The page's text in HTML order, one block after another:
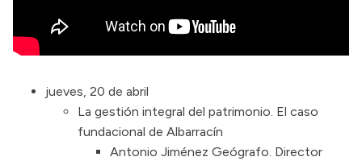
jueves, 20 de abril
La gestión integral del patrimonio. El caso
fundacional de Albarracín
Antonio Jiménez Geógrafo. Director